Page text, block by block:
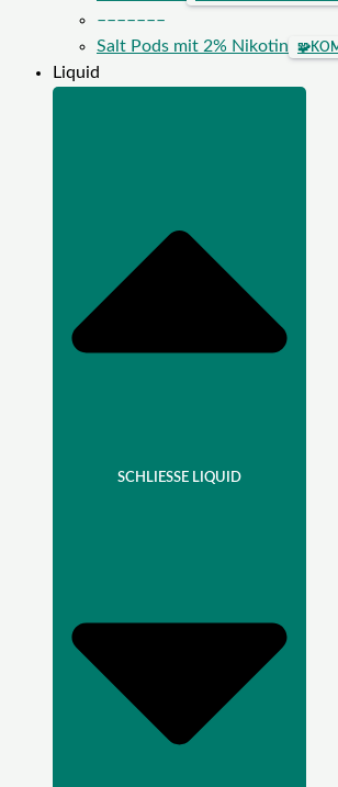
–––––––
Salt Pods mit 2% Nikotin
🧩
Liquid
SCHLIESSE LIQUID